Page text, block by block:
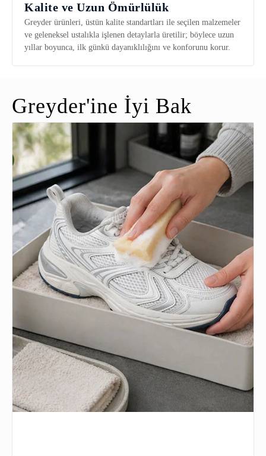
Kalite ve Uzun Ömürlülük
Greyder ürünleri, üstün kalite standartları ile seçilen malzemeler
ve geleneksel ustalıkla işlenen detaylarla üretilir; böylece uzun
yıllar boyunca, ilk günkü dayanıklılığını ve konforunu korur.
Greyder'ine İyi Bak